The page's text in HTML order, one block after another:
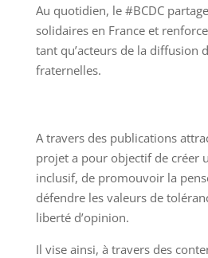
Au quotidien, le #BCDC
solidaires en France et
tant qu’acteurs de la diffusion
fraternelles.
A travers des publications
projet a pour objectif de créer
inclusif, de promouvoir la
défendre les valeurs de
liberté d’opinion.
Il vise ainsi, à travers des